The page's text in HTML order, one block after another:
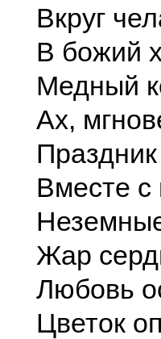
Вкруг
В божий
Медный
Ах,
Вместе
Жар
Любовь
Цветок